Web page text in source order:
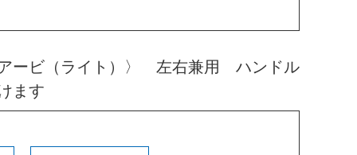
ビ（ライト）〉 左右兼用 ハンドル
ます